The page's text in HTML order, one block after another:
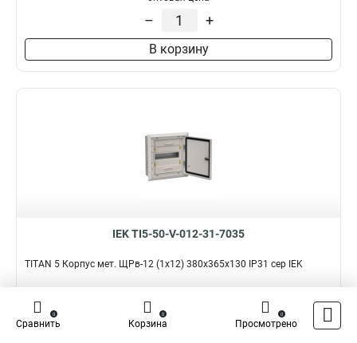
– +
В корзину
IEK TI5-50-V-012-31-7035
TITAN 5 Корпус мет. ЩРв-12 (1х12) 380х365х130 IP31 сер IEK
Подробнее Сравнить
Наличие:
Сравнить
0
Корзина
0
Просмотрено
0